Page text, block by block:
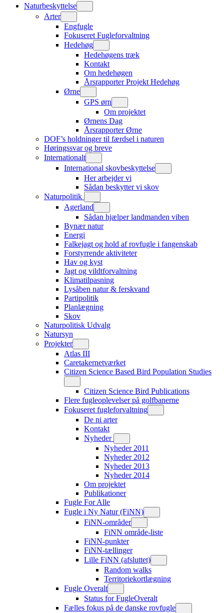
Naturbeskyttelse
Arter
Engfugle
Fokuseret Fugleforvaltning
Hedehøg
Hedehøgens træk
Kontakt
Om hedehøgen
Årsrapporter Projekt Hedehøg
Ørne
GPS ørn
Om projektet
Ørnens Dag
Årsrapporter Ørne
DOF’s holdninger til færdsel i naturen
Høringssvar og breve
Internationalt
International skovbeskyttelse
Her arbejder vi
Sådan beskytter vi skov
Naturpolitik
Agerland
Sådan hjælper landmanden viben
Bynær natur
Energi
Falkejagt og hold af rovfugle i fangenskab
Forstyrrende aktiviteter
Hav og kyst
Jagt og vildtforvaltning
Klimatilpasning
Lysåben natur & ferskvand
Partipolitik
Planlægning
Skov
Naturpolitisk Udvalg
Natursyn
Projekter
Atlas III
Caretakernetværket
Citizen Science Based Bird Population Studies
Citizen Science Bird Publications
Flere fugleoplevelser på golfbanerne
Fokuseret fugleforvaltning
De ni arter
Kontakt
Nyheder
Nyheder 2011
Nyheder 2012
Nyheder 2013
Nyheder 2014
Om projektet
Publikationer
Fugle For Alle
Fugle i Ny Natur (FiNN)
FiNN-områder
FiNN område-liste
FiNN-punkter
FiNN-tællinger
Lille FiNN (afsluttet)
Random walks
Territoriekortlægning
Fugle Overalt
Status for FugleOveralt
Fælles fokus på de danske rovfugle